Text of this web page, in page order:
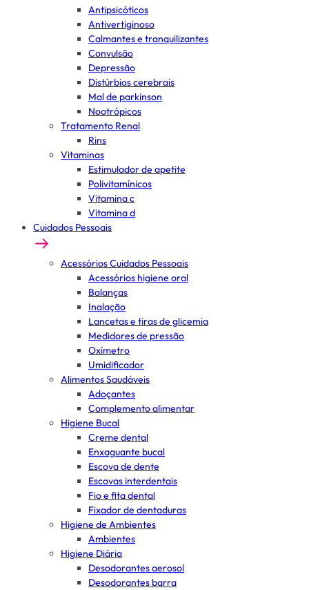
Antipsicóticos
Antivertiginoso
Calmantes e tranquilizantes
Convulsão
Depressão
Distúrbios cerebrais
Mal de parkinson
Nootrópicos
Tratamento Renal
Rins
Vitaminas
Estimulador de apetite
Polivitamínicos
Vitamina c
Vitamina d
Cuidados Pessoais
Acessórios Cuidados Pessoais
Acessórios higiene oral
Balanças
Inalação
Lancetas e tiras de glicemia
Medidores de pressão
Oxímetro
Umidificador
Alimentos Saudáveis
Adoçantes
Complemento alimentar
Higiene Bucal
Creme dental
Enxaguante bucal
Escova de dente
Escovas interdentais
Fio e fita dental
Fixador de dentaduras
Higiene de Ambientes
Ambientes
Higiene Diária
Desodorantes aerosol
Desodorantes barra